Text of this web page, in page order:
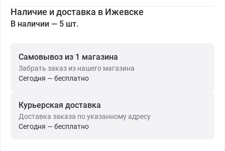
Наличие и доставка в Ижевске
В наличии — 5 шт.
Самовывоз из 1 магазина
Забрать заказ из нашего магазина
Сегодня — бесплатно
Курьерская доставка
Доставка заказа по указанному адресу
Сегодня — бесплатно